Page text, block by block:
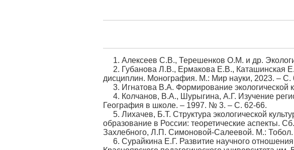
1. Алексеев С.В., Терешенков О.М. и др.
2. Губанова Л.В., Ермакова Е.В., Каташинская
дисциплин. Монография. М.: Мир науки, 2023. – С.
3. Игнатова В.А. Формирование экологической
4. Колчанов, В.А., Шурыгина, А.Г. Изучение
География в школе. – 1997. № 3. – С. 62-66.
5. Лихачев, Б.Т. Структура экологической
образование в России: теоретические аспекты.
Захлебного, Л.П. Симоновой-Салеевой. М.:
6. Сурайкина Е.Г. Развитие научного